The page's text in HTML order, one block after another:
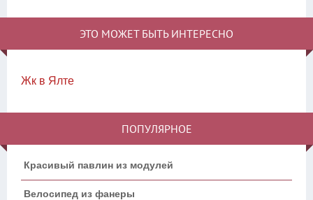
ЭТО МОЖЕТ БЫТЬ ИНТЕРЕСНО
Жк в Ялте
ПОПУЛЯРНОЕ
Красивый павлин из модулей
Велосипед из фанеры